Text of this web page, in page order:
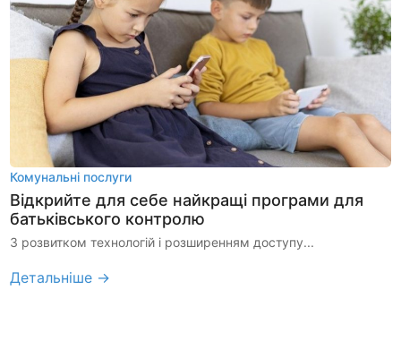
Комунальні послуги
Відкрийте для себе найкращі програми для
батьківського контролю
З розвитком технологій і розширенням доступу...
Детальніше →